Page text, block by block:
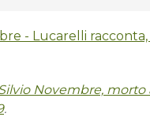
Novembre, morto
.